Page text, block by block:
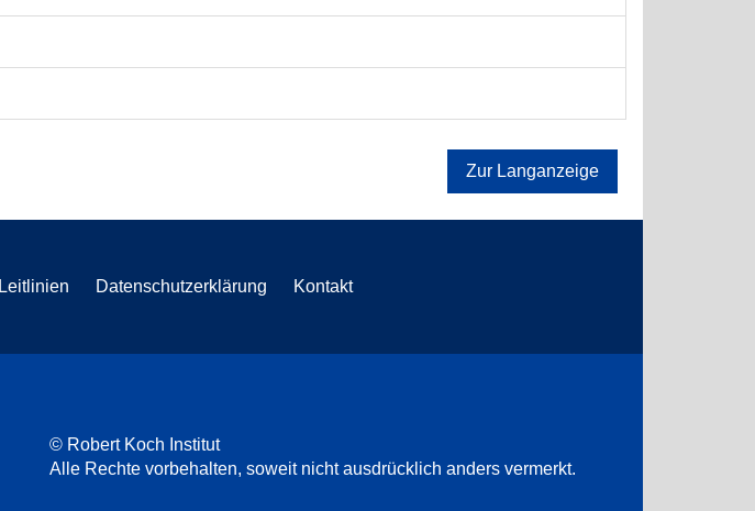
Zur Langanzeige
Leitlinien Datenschutzerklärung Kontakt
© Robert Koch Institut
Alle Rechte vorbehalten, soweit nicht ausdrücklich anders vermerkt.